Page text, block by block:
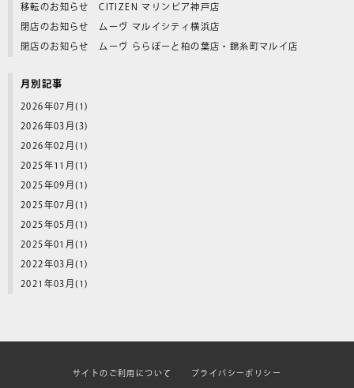
CONTACT
移転のお知らせ CITIZEN マリンピア神戸店
閉店のお知らせ ムーヴ マルイシティ横浜店
閉店のお知らせ ムーヴ ららぽーと柏の葉店・錦糸町マルイ店
月別記事
2026年07月(1)
2026年03月(3)
2026年02月(1)
2025年11月(1)
2025年09月(1)
2025年07月(1)
2025年05月(1)
2025年01月(1)
2022年03月(1)
2021年03月(1)
サイトのご利用について プライバシーポリシー